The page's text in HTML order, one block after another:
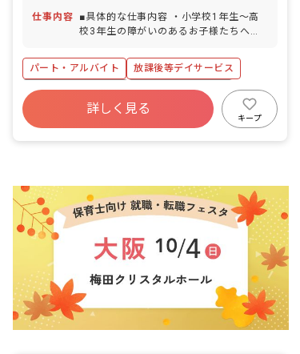
仕事内容
■具体的な仕事内容 ・小学校1年生～高
校3年生の障がいのあるお子様たちへの
などの送迎業務 ・個別支援計画に基づい
た、個別トレーニング・集団トレーニン
グ ・連絡帳記入 ・保護者対応 ■保育理
念 ジョイアスリビングは、素直で優しい
気持ちを持った子どもたちの「こころ」
就労という観点から社会生活に必要な日
常生活における基本的な動作や社会性を
身につけていけるよう療育支援を提供す
ると共に、安心して過ごせる時間を提供
していきます。
パート・アルバイト
放課後等デイサービス
ボーナス・賞与あり
年間休日120日以上
社会保険完備
有給
残業少なめ
詳しく見る
キープ